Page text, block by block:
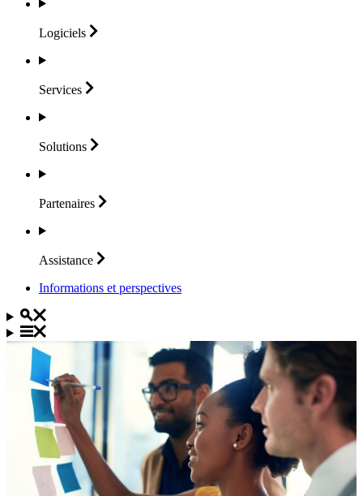
Logiciels
Services
Solutions
Partenaires
Assistance
Informations et perspectives